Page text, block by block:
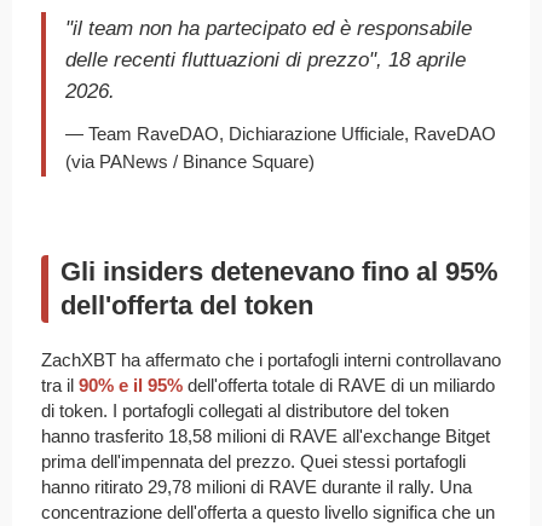
"il team non ha partecipato ed è responsabile
delle recenti fluttuazioni di prezzo", 18 aprile
2026.
— Team RaveDAO, Dichiarazione Ufficiale, RaveDAO
(via PANews / Binance Square)
Gli insiders detenevano fino al 95%
dell'offerta del token
ZachXBT ha affermato che i portafogli interni controllavano
tra il 90% e il 95% dell'offerta totale di RAVE di un miliardo
di token. I portafogli collegati al distributore del token
hanno trasferito 18,58 milioni di RAVE all'exchange Bitget
prima dell'impennata del prezzo. Quei stessi portafogli
hanno ritirato 29,78 milioni di RAVE durante il rally. Una
concentrazione dell'offerta a questo livello significa che un